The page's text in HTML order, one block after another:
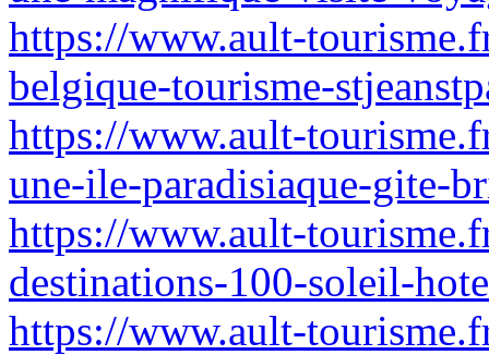
https://www.ault-
belgique-tourisme-
https://www.ault-
une-ile-paradisiaque-gite-
https://www.ault-
destinations-100-soleil-
https://www.ault-